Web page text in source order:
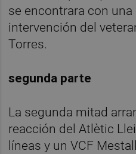
se encontrara con
intervención del
Torres.
segunda parte
La segunda mitad
reacción del Atlètic
líneas y un VCF